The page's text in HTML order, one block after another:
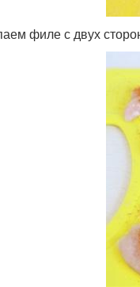
филе с двух